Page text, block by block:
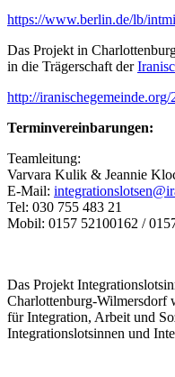
https://www.berlin.de/lb/
Das Projekt in
in die Trägerschaft der
http://
Terminvereinbarungen:
Teamleitung:
Varvara Kulik & Jeannie
E-Mail:
Tel: 030 755 483 21
Mobil: 0157 52100162 /
Das Projekt
Charlottenburg-Wilmersdorf
für Integration, Arbeit und
Integrationslotsinnen und